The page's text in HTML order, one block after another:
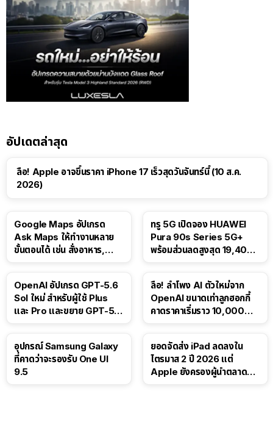
อัปเดตล่าสุด
ลือ! Apple อาจขึ้นราคา iPhone 17 เร็วสุดวันจันทร์นี้ (10 ส.ค.
2026)
Google Maps อัปเกรด
Ask Maps ให้ทำงานหลาย
ขั้นตอนได้ เช่น สั่งอาหาร,
ทรู 5G เปิดจอง HUAWEI
Pura 90s Series 5G+
พร้อมส่วนลดสูงสุด 19,400
OpenAI อัปเกรด GPT-5.6
Sol ใหม่ สำหรับผู้ใช้ Plus
และ Pro และขยาย GPT-5.6
ลือ! ลำโพง AI ตัวใหม่จาก
OpenAI ขนาดเท่าลูกฮอกกี้
คาดราคาเริ่มราว 10,000
อุปกรณ์ Samsung Galaxy
ที่คาดว่าจะรองรับ One UI
9.5
ยอดจัดส่ง iPad ลดลงใน
ไตรมาส 2 ปี 2026 แต่
Apple ยังครองผู้นำตลาด